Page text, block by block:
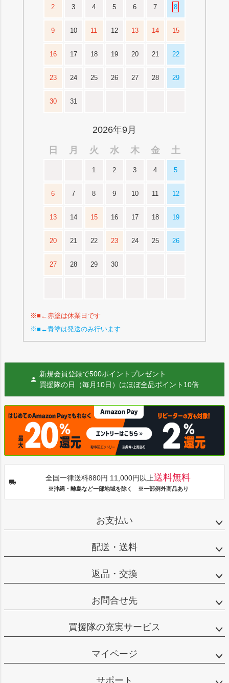
2 3 4 5 6 7 8
9 10 11 12 13 14 15
16 17 18 19 20 21 22
23 24 25 26 27 28 29
30 31
2026年9月
日
月 火 水 木 金 土
1 2 3 4 5
6 7 8 9 10 11 12
13 14 15 16 17 18 19
20 21 22 23 24 25 26
27 28 29 30
※■←赤塗は休業日です
※■←青塗は発送のみ行います
新規会員登録で500ポイントプレゼント
買援隊の日（毎月10日）はほぼ全品ポイント10倍
全国一律送料880円 11,000円以上送料無料
※沖縄・離島など一部地域を除く ※一部例外商品あり
お支払い
配送・送料
返品・交換
お問合せ先
買援隊の充実サービス
マイページ
サポート